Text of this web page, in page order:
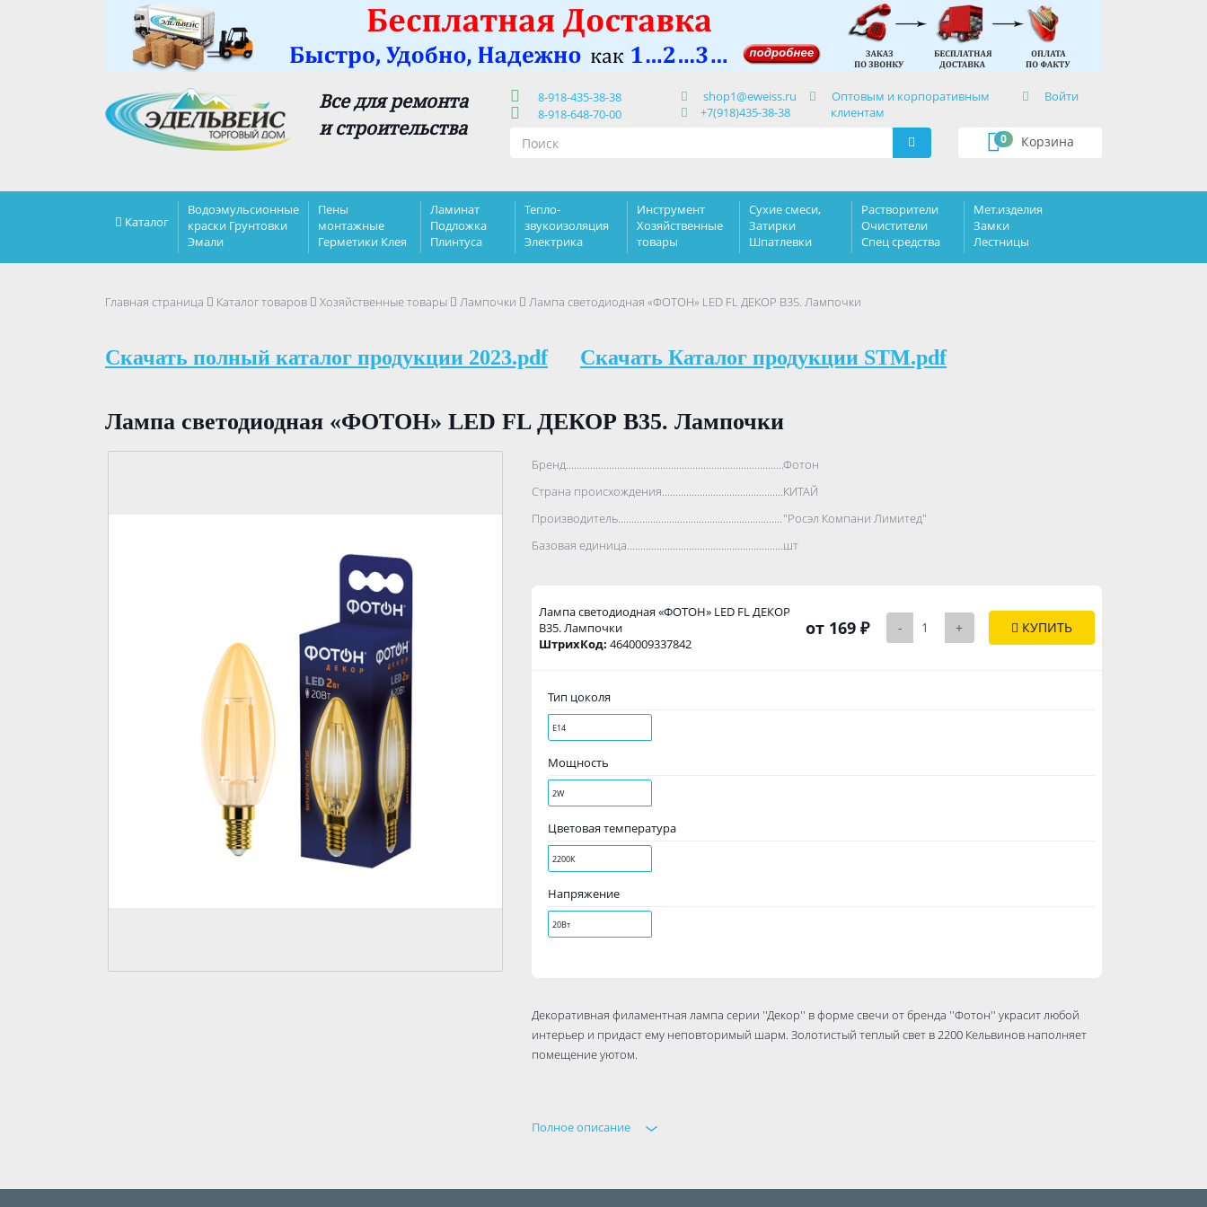
Все для ремонта
и строительства
8-918-435-38-38
8-918-648-70-00
shop1@eweiss.ru
+7(918)435-38-38
Оптовым и корпоративным
клиентам
Войти
Корзина
0
Каталог
Водоэмульсионные
краски Грунтовки
Эмали
Пены
монтажные
Герметики Клея
Ламинат
Подложка
Плинтуса
Тепло-
звукоизоляция
Электрика
Инструмент
Хозяйственные
товары
Сухие смеси,
Затирки
Шпатлевки
Растворители
Очистители
Спец средства
Мет.изделия
Замки
Лестницы
Главная страница Каталог товаров Хозяйственные товары Лампочки Лампа светодиодная «ФОТОН» LED FL ДЕКОР В35. Лампочки
Скачать полный каталог продукции 2023.pdf Скачать Каталог продукции STM.pdf
Лампа светодиодная «ФОТОН» LED FL ДЕКОР В35. Лампочки
Бренд..................................................................................Фотон
Страна происхождения..................................................................................
КИТАЙ
Производитель.................................................................................."Росэл Компани Лимитед"
Базовая единица..................................................................................
шт
Лампа светодиодная «ФОТОН» LED FL ДЕКОР
В35. Лампочки
ШтрихКод: 4640009337842
от 169 ₽ - + КУПИТЬ
Тип цоколя
Е14
Мощность
2W
Цветовая температура
2200К
Напряжение
20Вт
Декоративная филаментная лампа серии ''Декор'' в форме свечи от бренда ''Фотон'' украсит любой
интерьер и придаст ему неповторимый шарм. Золотистый теплый свет в 2200 Кельвинов наполняет
помещение уютом.
Полное описание